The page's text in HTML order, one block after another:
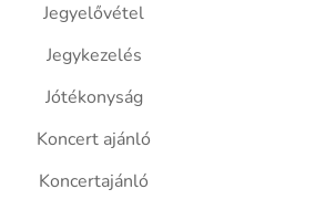
Jegyelővétel
Jegykezelés
Jótékonyság
Koncert ajánló
Koncertajánló